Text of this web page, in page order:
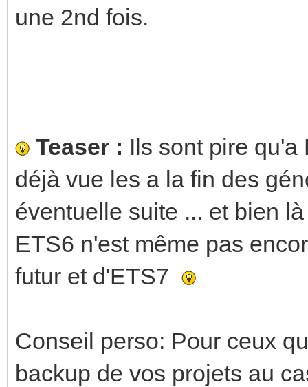
une 2nd fois.
Teaser : Ils sont pire
déjà vue les a la fin des
éventuelle suite ... et bien là
ETS6 n'est même pas
futur et d'ETS7
Conseil perso: Pour ceux
backup de vos projets au